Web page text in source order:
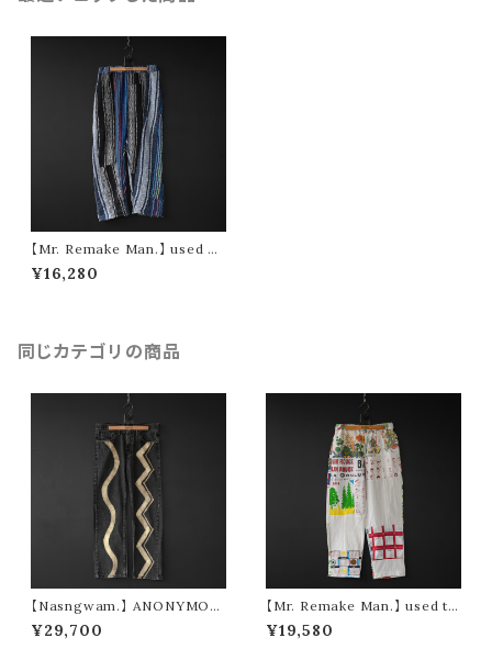
【Mr. Remake Man.】 used M
exican Parka remake pants
④ (size L)
¥16,280
同じカテゴリの商品
【Nasngwam.】 ANONYMOU
S PANTS (size S)
¥29,700
【Mr. Remake Man.】 used ta
pestry remake pants ③ (siz
e M)
¥19,580